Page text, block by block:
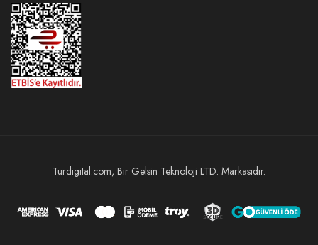
Turdigital.com, Bir Gelsin Teknoloji LTD. Markasıdır.